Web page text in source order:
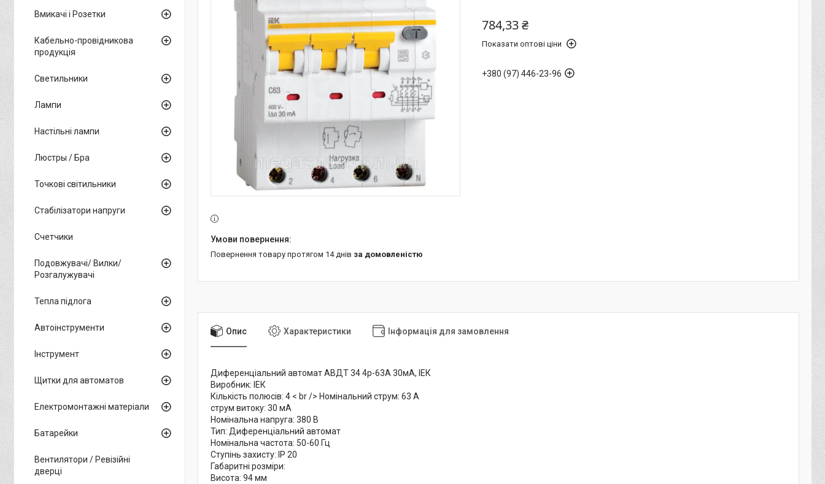
784,33 ₴
Показати оптові ціни
+380 (97) 446-23-96
повернення товару протягом 14 днів за домовленістю
Опис Характеристики Інформація для замовлення
Диференціальний автомат АВДТ 34 4р-63А 30мА, ІЕК
Виробник: ІЕК
Кількість полюсів: 4 < br /> Номінальний струм: 63 А
струм витоку: 30 мА
Номінальна напруга: 380 В
Тип: Диференціальний автомат
Номінальна частота: 50-60 Гц
Ступінь захисту: IP 20
Габаритні розміри:
Висота: 94 мм
Вмикачі і Розетки
Кабельно-провідникова
продукція
Светильники
Лампи
Настільні лампи
Люстры / Бра
Точкові світильники
Стабілізатори напруги
Счетчики
Подовжувачі/ Вилки/
Розгалужувачі
Тепла підлога
Автоінструменти
Інструмент
Щитки для автоматов
Електромонтажні матеріали
Батарейки
Вентилятори / Ревізійні
дверці